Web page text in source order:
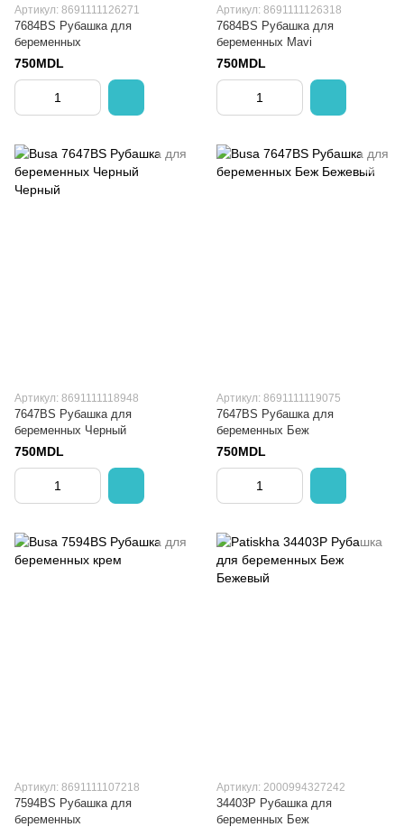
Артикул: 8691111126271
7684BS Рубашка для
беременных
750MDL
Артикул: 8691111126318
7684BS Рубашка для
беременных Mavi
750MDL
Артикул: 8691111118948
7647BS Рубашка для
беременных Черный
750MDL
Артикул: 8691111119075
7647BS Рубашка для
беременных Беж
750MDL
Артикул: 8691111107218
7594BS Рубашка для
беременных
Артикул: 2000994327242
34403P Рубашка для
беременных Беж